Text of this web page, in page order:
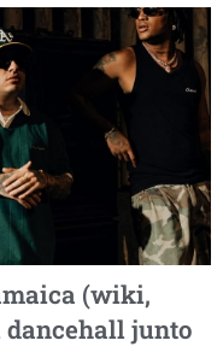
(wiki,
dancehall junto